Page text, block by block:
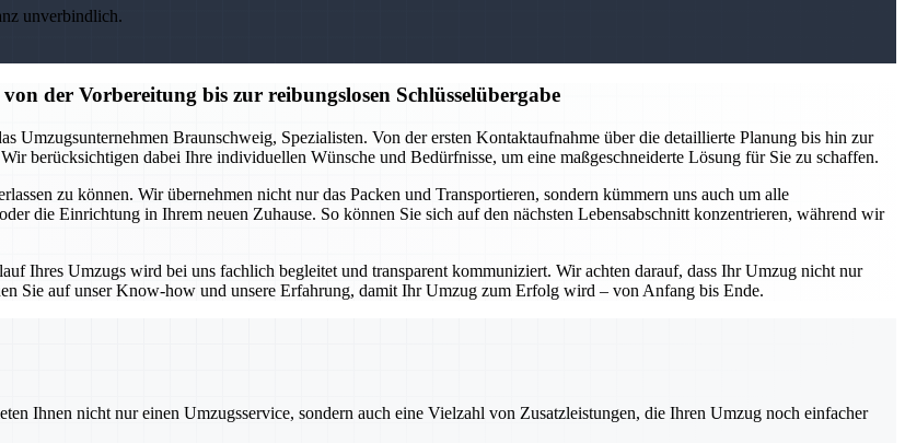
unverbindlich.
der Vorbereitung bis zur reibungslosen Schlüsselübergabe
Umzugsunternehmen Braunschweig, Spezialisten. Von der ersten Kontaktaufnahme über die detaillierte Planung bis hin zur
berücksichtigen dabei Ihre individuellen Wünsche und Bedürfnisse, um eine maßgeschneiderte Lösung für Sie zu schaffen.
zu können. Wir übernehmen nicht nur das Packen und Transportieren, sondern kümmern uns auch um alle
die Einrichtung in Ihrem neuen Zuhause. So können Sie sich auf den nächsten Lebensabschnitt konzentrieren, während wir
Ihres Umzugs wird bei uns fachlich begleitet und transparent kommuniziert. Wir achten darauf, dass Ihr Umzug nicht nur
Sie auf unser Know-how und unsere Erfahrung, damit Ihr Umzug zum Erfolg wird – von Anfang bis Ende.
Ihnen nicht nur einen Umzugsservice, sondern auch eine Vielzahl von Zusatzleistungen, die Ihren Umzug noch einfacher